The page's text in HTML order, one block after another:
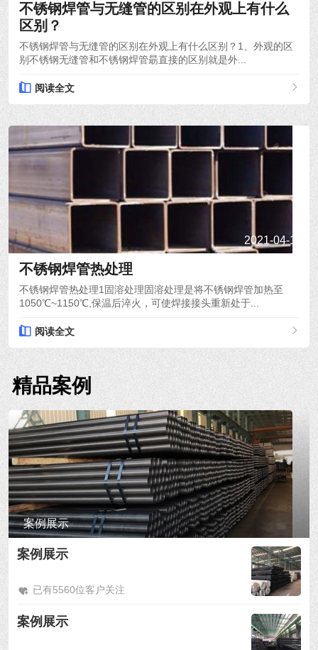
不锈钢焊管与无缝管的区别在外观上有什么
区别？
不锈钢焊管与无缝管的区别在外观上有什么区别？1、外观的区
别不锈钢无缝管和不锈钢焊管朂直接的区别就是外...
阅读全文
2021-04-19
不锈钢焊管热处理
不锈钢焊管热处理1固溶处理固溶处理是将不锈钢焊管加热至
1050℃~1150℃,保温后淬火，可使焊接接头重新处于...
阅读全文
精品案例
案例展示
案例展示
已有5560位客户关注
案例展示